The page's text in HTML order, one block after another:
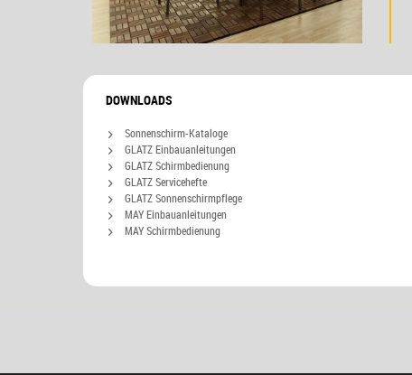
DOWNLOADS
Sonnenschirm-Kataloge
GLATZ Einbauanleitungen
GLATZ Schirmbedienung
GLATZ Servicehefte
GLATZ Sonnenschirmpflege
MAY Einbauanleitungen
MAY Schirmbedienung